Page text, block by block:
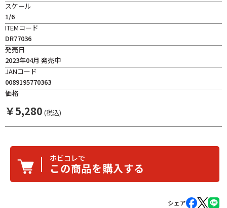
スケール
1/6
ITEMコード
DR77036
発売日
2023年04月 発売中
JANコード
0089195770363
価格
￥5,280 (税込)
ホビコレで
この商品を購入する
シェア